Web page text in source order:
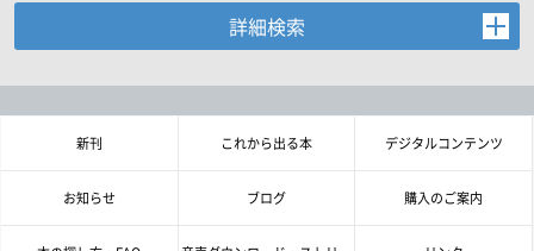
詳細検索
情報を入力、選択後検索ボタンを押してください。
新刊 これから出る本 デジタルコンテンツ
お知らせ ブログ 購入のご案内